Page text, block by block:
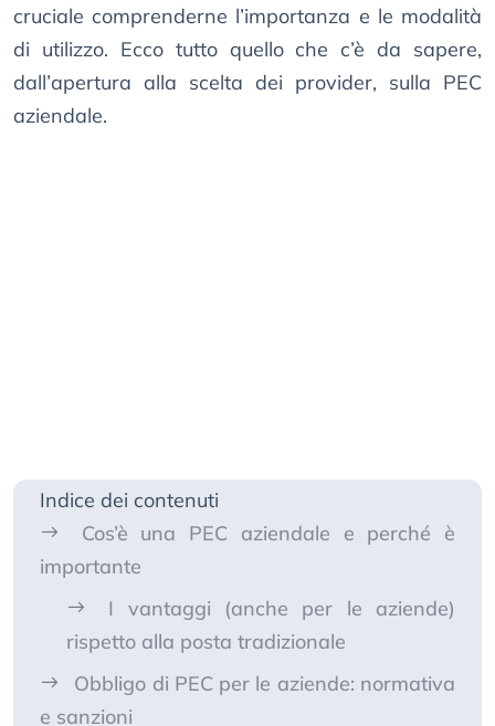
cruciale comprenderne l’importanza e le modalità
di utilizzo. Ecco tutto quello che c’è da sapere,
dall’apertura alla scelta dei provider, sulla PEC
aziendale.
Indice dei contenuti
Cos’è una PEC aziendale e perché è
importante
I vantaggi (anche per le aziende)
rispetto alla posta tradizionale
Obbligo di PEC per le aziende: normativa
e sanzioni